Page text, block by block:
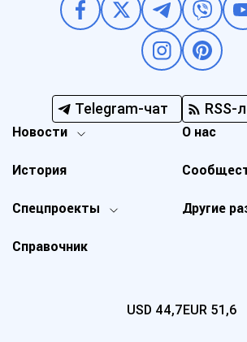
Telegram-чат RSS-
Новости
Спецпроекты Другие
История
О нас
Справочник
USD 44,7EUR 51,6